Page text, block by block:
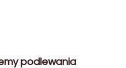
podlewania